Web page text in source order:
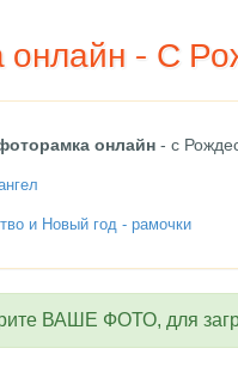
онлайн - С
онлайн - с
и Новый год - рамочки
ВАШЕ ФОТО, для